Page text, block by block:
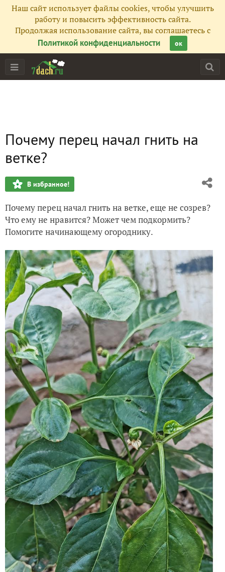
Наш сайт использует файлы cookies, чтобы улучшить
работу и повысить эффективность сайта.
Продолжая использование сайта, вы соглашаетесь с
Политикой конфиденциальности
ок
Почему перец начал гнить на
ветке?
В избранное!
Почему перец начал гнить на ветке, еще не созрев?
Что ему не нравится? Может чем подкормить?
Помогите начинающему огороднику.